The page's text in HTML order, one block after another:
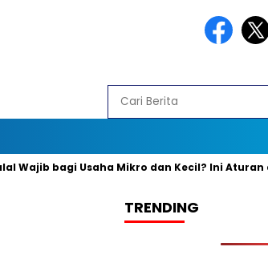
bagi Usaha Mikro dan Kecil? Ini Aturan dan
TRENDING